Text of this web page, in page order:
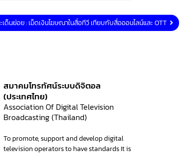
นย่อย : เม็ดเงินโฆษณาในสื่อทีวี เทียบกับสื่อออนไลน์และ OTT
สมาคมโทรทัศน์ระบบดิจิตอล
(ประเทศไทย)
Association Of Digital Television
Broadcasting (Thailand)
To promote, support and develop digital
television operators to have standards It is